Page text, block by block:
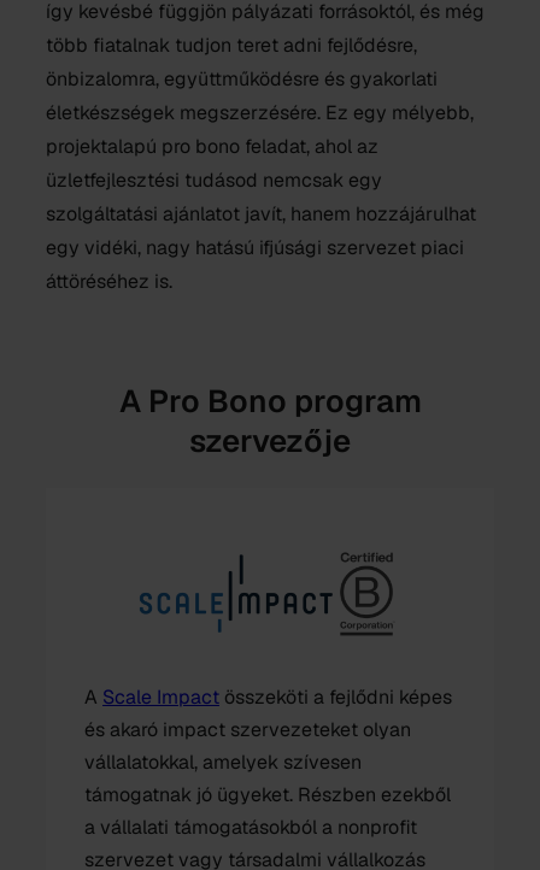
így kevésbé függjön pályázati forrásoktól, és még
több fiatalnak tudjon teret adni fejlődésre,
önbizalomra, együttműködésre és gyakorlati
életkészségek megszerzésére. Ez egy mélyebb,
projektalapú pro bono feladat, ahol az
üzletfejlesztési tudásod nemcsak egy
szolgáltatási ajánlatot javít, hanem hozzájárulhat
egy vidéki, nagy hatású ifjúsági szervezet piaci
áttöréséhez is.
A Pro Bono program
szervezője
A Scale Impact összeköti a fejlődni képes
és akaró impact szervezeteket olyan
vállalatokkal, amelyek szívesen
támogatnak jó ügyeket. Részben ezekből
a vállalati támogatásokból a nonprofit
szervezet vagy társadalmi vállalkozás